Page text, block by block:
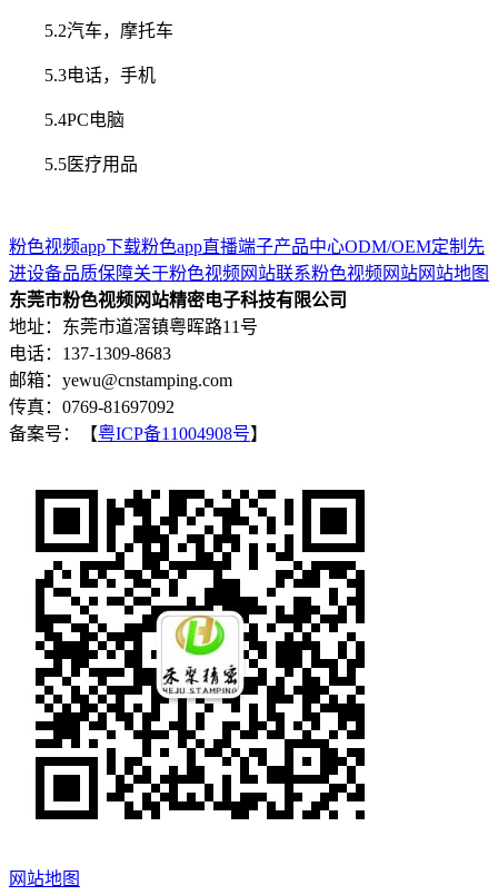
5.2汽车，摩托车
5.3电话，手机
5.4PC电脑
5.5医疗用品
粉色视频app下载粉色app直播端子产品中心ODM/OEM定制 先
进设备品质保障关于粉色视频网站联系粉色视频网站网站地图
东莞市粉色视频网站精密电子科技有限公司
地址：东莞市道滘镇粤晖路11号
电话：137-1309-8683
邮箱：yewu@cnstamping.com
传真：0769-81697092
备案号：【粤ICP备11004908号】
网站地图